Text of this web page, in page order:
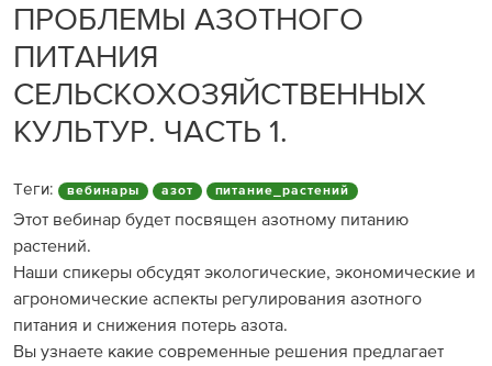
Забота об экологии
Новости и события
Центр знаний
ПРОБЛЕМЫ АЗОТНОГО
ПИТАНИЯ
СЕЛЬСКОХОЗЯЙСТВЕННЫХ
КУЛЬТУР. ЧАСТЬ 1.
Теги: вебинары азот питание_растений
Этот вебинар будет посвящен азотному питанию
растений.
Наши спикеры обсудят экологические, экономические и
агрономические аспекты регулирования азотного
питания и снижения потерь азота.
Вы узнаете какие современные решения предлагает